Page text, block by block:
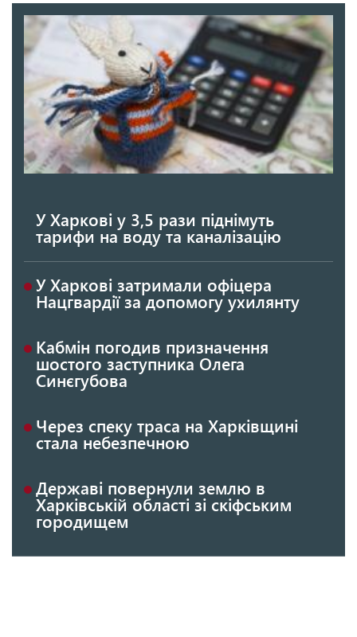
У Харкові у 3,5 рази піднімуть
тарифи на воду та каналізацію
У Харкові затримали офіцера
Нацгвардії за допомогу ухилянту
Кабмін погодив призначення
шостого заступника Олега
Синєгубова
Через спеку траса на Харківщині
стала небезпечною
Державі повернули землю в
Харківській області зі скіфським
городищем